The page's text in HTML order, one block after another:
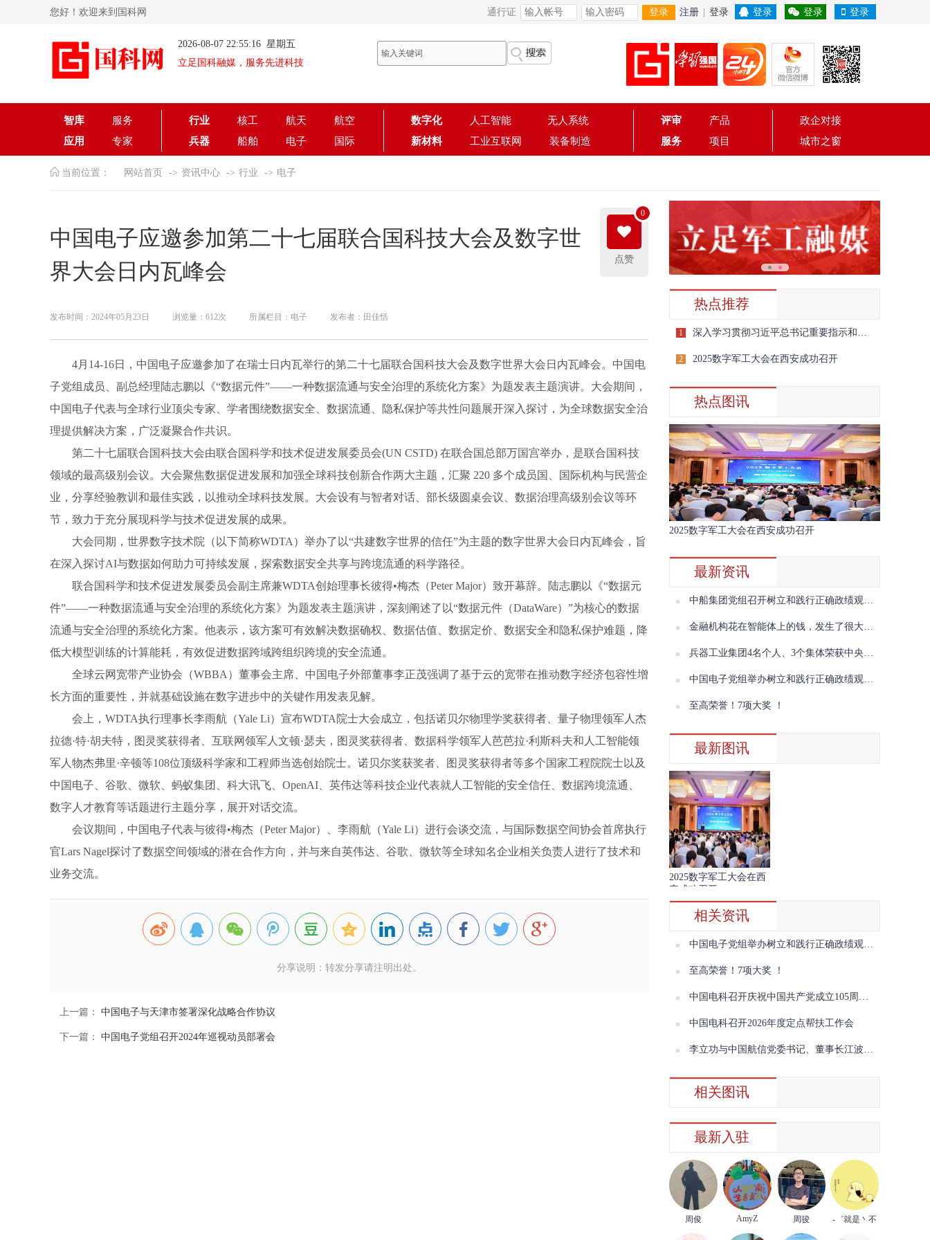
您好！欢迎来到国科网 通行证 登录 注册 登录 登录 登录 登录
2026-08-07 22:55:16 星期五
立足国科融媒，服务先进科技
智库
服务
应用
专家
行业 核工 航天
航空
兵器
船舶 电子 国际
数字化 人工智能
无人系统
新材料
工业互联网 装备制造
评审
产品
服务
项目
政企对接
城市之窗
当前位置： 网站首页 资讯中心 行业 电子
中国电子应邀参加第二十七届联合国科技大会及数字世
界大会日内瓦峰会
点赞
0
发布时间：2024年05月23日 浏览量：612次 所属栏目：电子 发布者：田佳恬
4月14-16日，中国电子应邀参加了在瑞士日内瓦举行的第二十七届联合国科技大会及数字世界大会日内瓦峰会。中国电
子党组成员、副总经理陆志鹏以《“数据元件”——一种数据流通与安全治理的系统化方案》为题发表主题演讲。大会期间，
中国电子代表与全球行业顶尖专家、学者围绕数据安全、数据流通、隐私保护等共性问题展开深入探讨，为全球数据安全治
理提供解决方案，广泛凝聚合作共识。
第二十七届联合国科技大会由联合国科学和技术促进发展委员会(UN CSTD) 在联合国总部万国宫举办，是联合国科技
领域的最高级别会议。大会聚焦数据促进发展和加强全球科技创新合作两大主题，汇聚 220 多个成员国、国际机构与民营企
业，分享经验教训和最佳实践，以推动全球科技发展。大会设有与智者对话、部长级圆桌会议、数据治理高级别会议等环
节，致力于充分展现科学与技术促进发展的成果。
大会同期，世界数字技术院（以下简称WDTA）举办了以“共建数字世界的信任”为主题的数字世界大会日内瓦峰会，旨
在深入探讨AI与数据如何助力可持续发展，探索数据安全共享与跨境流通的科学路径。
联合国科学和技术促进发展委员会副主席兼WDTA创始理事长彼得•梅杰（Peter Major）致开幕辞。陆志鹏以《“数据元
件”——一种数据流通与安全治理的系统化方案》为题发表主题演讲，深刻阐述了以“数据元件（DataWare）”为核心的数据
流通与安全治理的系统化方案。他表示，该方案可有效解决数据确权、数据估值、数据定价、数据安全和隐私保护难题，降
低大模型训练的计算能耗，有效促进数据跨域跨组织跨境的安全流通。
全球云网宽带产业协会（WBBA）董事会主席、中国电子外部董事李正茂强调了基于云的宽带在推动数字经济包容性增
长方面的重要性，并就基础设施在数字进步中的关键作用发表见解。
会上，WDTA执行理事长李雨航（Yale Li）宣布WDTA院士大会成立，包括诺贝尔物理学奖获得者、量子物理领军人杰
拉德·特·胡夫特，图灵奖获得者、互联网领军人文顿·瑟夫，图灵奖获得者、数据科学领军人芭芭拉·利斯科夫和人工智能领
军人物杰弗里·辛顿等108位顶级科学家和工程师当选创始院士。诺贝尔奖获奖者、图灵奖获得者等多个国家工程院院士以及
中国电子、谷歌、微软、蚂蚁集团、科大讯飞、OpenAI、英伟达等科技企业代表就人工智能的安全信任、数据跨境流通、
数字人才教育等话题进行主题分享，展开对话交流。
会议期间，中国电子代表与彼得•梅杰（Peter Major）、李雨航（Yale Li）进行会谈交流，与国际数据空间协会首席执行
官Lars Nagel探讨了数据空间领域的潜在合作方向，并与来自英伟达、谷歌、微软等全球知名企业相关负责人进行了技术和
业务交流。
分享说明：转发分享请注明出处。
上一篇： 中国电子与天津市签署深化战略合作协议
下一篇： 中国电子党组召开2024年巡视动员部署会
热点推荐
1 深入学习贯彻习近平总书记重要指示和全国宣传思想文化工作会议精神
2 2025数字军工大会在西安成功召开
热点图讯
2025数字军工大会在西安成功召开
最新资讯
中船集团党组召开树立和践行正确政绩观学习教育第三期读书班暨理论学习中心组2026年第七次学习会议
金融机构花在智能体上的钱，发生了很大变化
兵器工业集团4名个人、3个集体荣获中央企业“两优一先”表彰
中国电子党组举办树立和践行正确政绩观学习教育读书班（第三期）暨理论学习中心组学习会议
至高荣誉！7项大奖 ！
最新图讯
2025数字军工大会在西
安成功召开
相关资讯
中国电子党组举办树立和践行正确政绩观学习教育读书班（第三期）暨理论学习中心组学习会议
至高荣誉！7项大奖 ！
中国电科召开庆祝中国共产党成立105周年“七一”表彰大会暨树立和践行正确政绩观学习教育专题党课
中国电科召开2026年度定点帮扶工作会
李立功与中国航信党委书记、董事长江波会谈
相关图讯
最新入驻
周俊 AmyZ 周骏
-゛就是丶不